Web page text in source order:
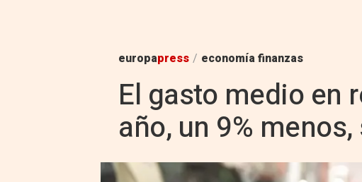
europapress / economía finanzas
El gasto medio en
año, un 9%